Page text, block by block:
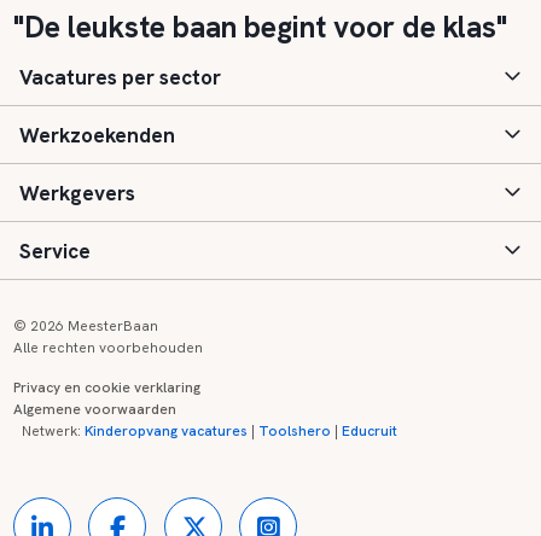
"De leukste baan begint voor de klas"
Vacatures per sector
Basisonderwijs
Speciaal (basis) onderwijs
Voortgezet onderwijs
Kinderopvang
Werkzoekenden
Aanmelden
Vacatures
Zij-instroom informatie
Werkgevers
Inloggen
Registreren
Service
Onderwijs links
© 2026 MeesterBaan
Alle rechten voorbehouden
Privacy en cookie verklaring
Algemene voorwaarden
Netwerk:Kinderopvang vacatures | Toolshero |Educruit